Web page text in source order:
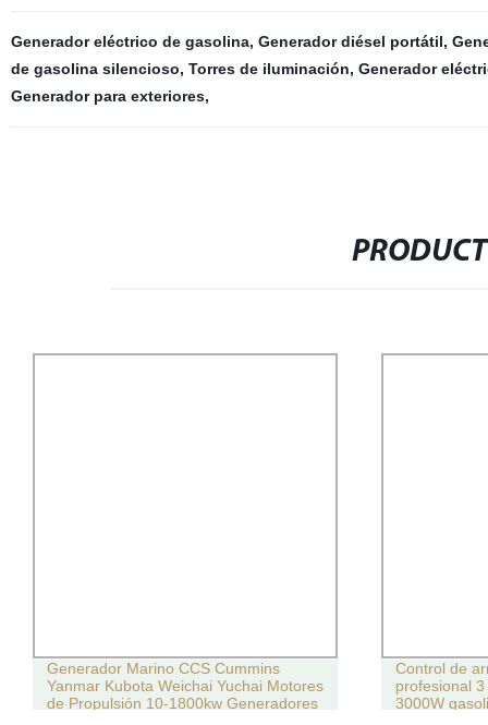
Generador eléctrico de gasolina, Generador diésel portátil,
de gasolina silencioso, Torres de iluminación, Generador
Generador para exteriores,
Generador Marino CCS Cummins
Yanmar Kubota Weichai Yuchai Motores
de Propulsión 10-1800kw Generadores
Control de
profesional
3000W